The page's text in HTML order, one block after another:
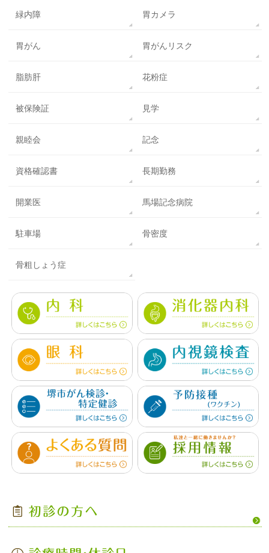
緑内障 胃カメラ
胃がん 胃がんリスク
脂肪肝 花粉症
被保険証 見学
親睦会 記念
資格確認書 長期勤務
開業医 馬場記念病院
駐車場 骨密度
骨粗しょう症